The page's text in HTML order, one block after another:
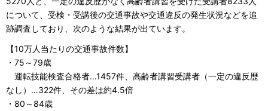
について、受検・受講後の交通事故や交通違反の発生状況などを追
跡調査しており、次のような結果が出ています。
【10万人当たりの交通事故件数】
・75～79歳
運転技能検査合格者…1457件、高齢者講習受講者（一定の違反歴
なし）…322件、その差は約4.5倍
・80～84歳